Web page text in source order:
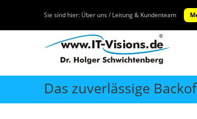
Sie sind hier: Über uns / Leitung & Kundenteam
Das zuverlässige